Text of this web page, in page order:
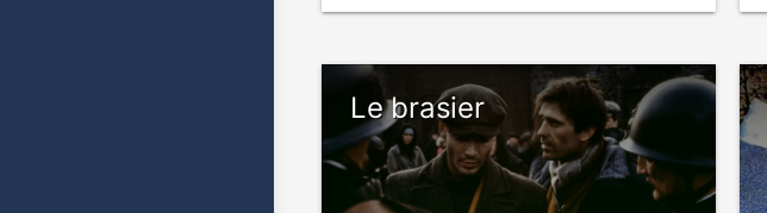
Le brasier